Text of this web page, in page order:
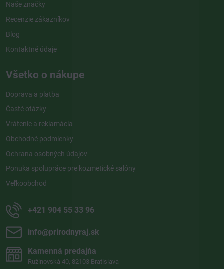
Naše značky
Recenzie zákazníkov
Blog
Kontaktné údaje
Všetko o nákupe
Doprava a platba
Časté otázky
Vrátenie a reklamácia
Obchodné podmienky
Ochrana osobných údajov
Ponuka spolupráce pre kozmetické salóny
Veľkoobchod
+421 904 55 33 96
info​@prirodnyraj​.sk
Kamenná predajňa
Ružinovská 40, 82103 Bratislava